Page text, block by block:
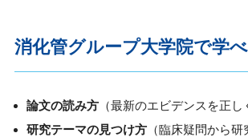
消化管グループ大学院で学
論文の読み方 （最新のエビデンスを正し
研究テーマの見つけ方 （臨床疑問から研